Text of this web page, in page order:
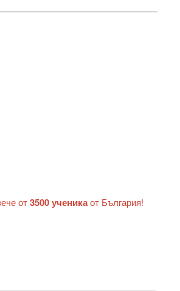
от3500 ученикаот България!